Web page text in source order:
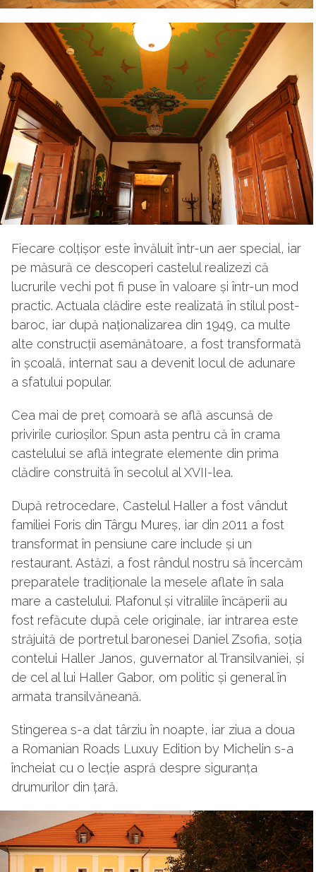
Fiecare colțișor este învăluit într-un aer special, iar
pe măsură ce descoperi castelul realizezi că
lucrurile vechi pot fi puse în valoare și într-un mod
practic. Actuala clădire este realizată în stilul post-
baroc, iar după naționalizarea din 1949, ca multe
alte construcții asemănătoare, a fost transformată
în școală, internat sau a devenit locul de adunare
a sfatului popular.
Cea mai de preț comoară se află ascunsă de
privirile curioșilor. Spun asta pentru că în crama
castelului se află integrate elemente din prima
clădire construită în secolul al XVII-lea.
După retrocedare, Castelul Haller a fost vândut
familiei Foris din Târgu Mureș, iar din 2011 a fost
transformat în pensiune care include și un
restaurant. Astăzi, a fost rândul nostru să încercăm
preparatele tradiționale la mesele aflate în sala
mare a castelului. Plafonul și vitraliile încăperii au
fost refăcute după cele originale, iar intrarea este
străjuită de portretul baronesei Daniel Zsofia, soția
contelui Haller Janos, guvernator al Transilvaniei, și
de cel al lui Haller Gabor, om politic și general în
armata transilvăneană.
Stingerea s-a dat târziu în noapte, iar ziua a doua
a Romanian Roads Luxuy Edition by Michelin s-a
încheiat cu o lecție aspră despre siguranța
drumurilor din țară.